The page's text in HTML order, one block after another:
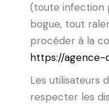
(toute infection
bogue, tout
procéder à la
https://agence-
Les utilisateurs
respecter les